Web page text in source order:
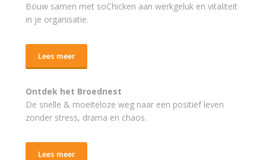
Bouw samen met soChicken aan werkgeluk en vitaliteit
in je organisatie.
Lees meer
Ontdek het Broednest
De snelle & moeiteloze weg naar een positief leven
zonder stress, drama en chaos.
Lees meer